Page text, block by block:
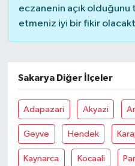
eczanenin açık olduğunu
etmeniz iyi bir fikir
Sakarya Diğer İlçeler
Adapazari Akyazi
Geyve Hendek
Kaynarca Kocaali